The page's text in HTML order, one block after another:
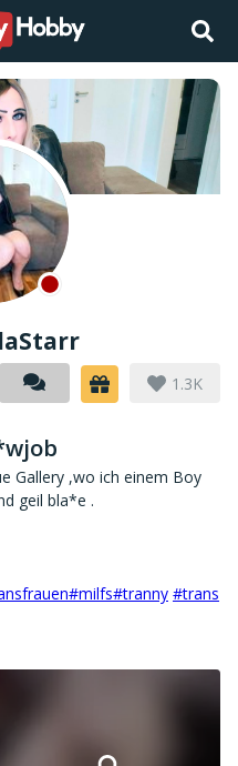
1.3K
Gallery ,wo ich einem Boy
geil bla*e .
#milfs#tranny #trans